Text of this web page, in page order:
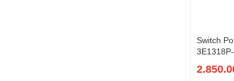
Switch